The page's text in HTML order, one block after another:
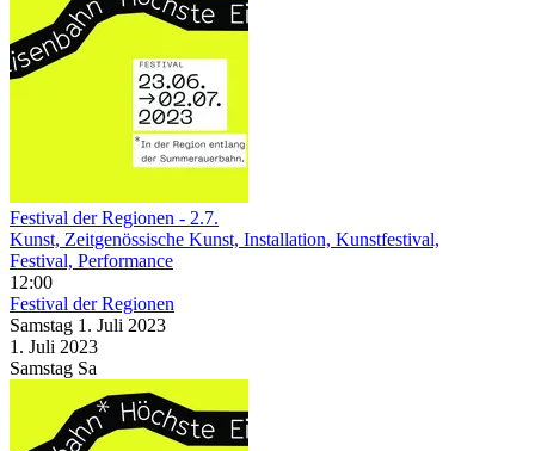
Festival der Regionen - 2.7.
Kunst, Zeitgenössische Kunst, Installation, Kunstfestival,
Festival, Performance
12:00
Festival der Regionen
Samstag 1. Juli 2023
1. Juli 2023
Samstag Sa